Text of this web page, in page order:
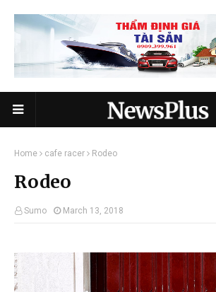
Home cafe racer Rodeo
Rodeo
Sumo March 13, 2018